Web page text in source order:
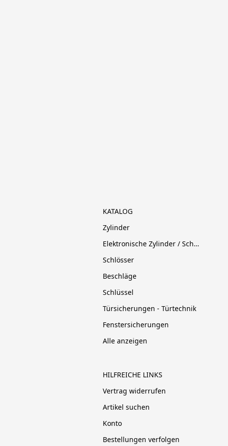
KATALOG
Zylinder
Elektronische Zylinder / Schließsysteme
Schlösser
Beschläge
Schlüssel
Türsicherungen - Türtechnik
Fenstersicherungen
Alle anzeigen
HILFREICHE LINKS
Vertrag widerrufen
Artikel suchen
Konto
Bestellungen verfolgen